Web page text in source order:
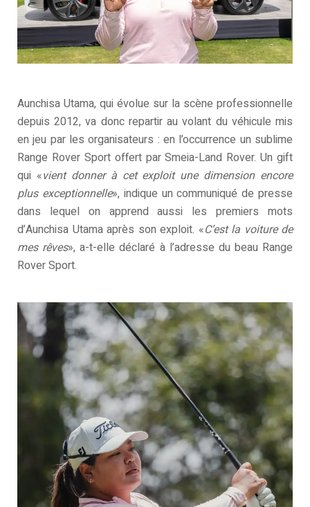
Aunchisa Utama, qui évolue sur la scène professionnelle
depuis 2012, va donc repartir au volant du véhicule mis
en jeu par les organisateurs : en l’occurrence un sublime
Range Rover Sport offert par Smeia-Land Rover. Un gift
qui «vient donner à cet exploit une dimension encore
plus exceptionnelle», indique un communiqué de presse
dans lequel on apprend aussi les premiers mots
d’Aunchisa Utama après son exploit. «C’est la voiture de
mes rêves», a-t-elle déclaré à l’adresse du beau Range
Rover Sport.